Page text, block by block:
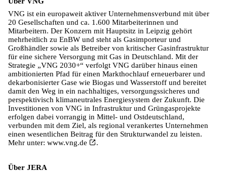
VNG ist ein europaweit aktiver Unternehmensverbund mit über
20 Gesellschaften und ca. 1.600 Mitarbeiterinnen und
Mitarbeitern. Der Konzern mit Hauptsitz in Leipzig gehört
mehrheitlich zu EnBW und steht als Gasimporteur und
Großhändler sowie als Betreiber von kritischer Gasinfrastruktur
für eine sichere Versorgung mit Gas in Deutschland. Mit der
Strategie „VNG 2030+“ verfolgt VNG darüber hinaus einen
ambitionierten Pfad für einen Markthochlauf erneuerbarer und
dekarbonisierter Gase wie Biogas und Wasserstoff und bereitet
damit den Weg in ein nachhaltiges, versorgungssicheres und
perspektivisch klimaneutrales Energiesystem der Zukunft. Die
Investitionen von VNG in Infrastruktur und Grüngasprojekte
erfolgen dabei vorrangig in Mittel- und Ostdeutschland,
verbunden mit dem Ziel, als regional verankertes Unternehmen
einen wesentlichen Beitrag für den Strukturwandel zu leisten.
Mehr unter: www.vng.de .
Über JERA